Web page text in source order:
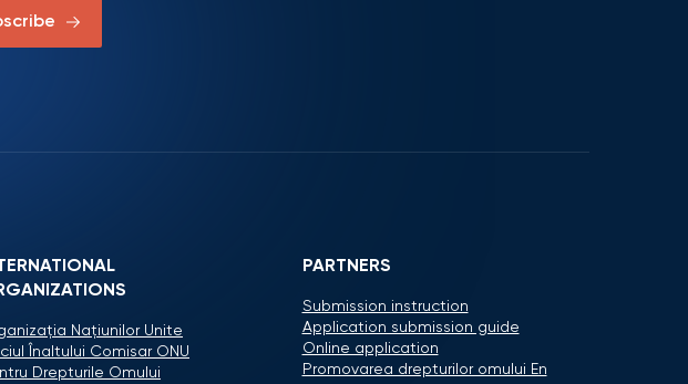
Naţiunilor Unite
Înaltului Comisar ONU
Drepturile Omului
PARTNERS
Submission instruction
Application submission guide
Online application
Promovarea drepturilor omului En